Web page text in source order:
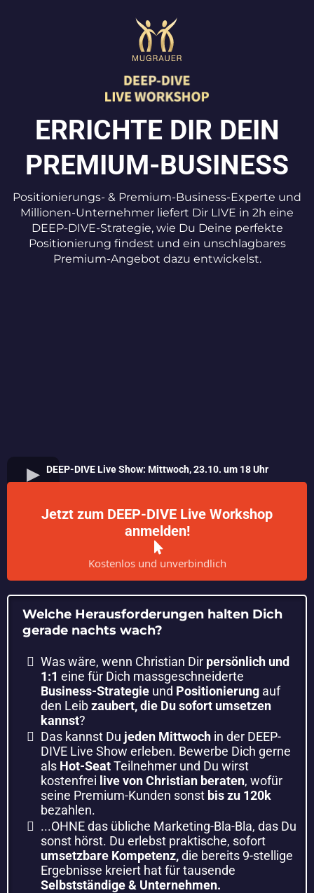
ERRICHTE DIR DEIN
PREMIUM-BUSINESS
Positionierungs- & Premium-Business-Experte und
Millionen-Unternehmer liefert Dir LIVE in 2h eine
DEEP-DIVE-Strategie, wie Du Deine perfekte
Positionierung findest und ein unschlagbares
Premium-Angebot dazu entwickelst.
DEEP-DIVE Live Show: Mittwoch, 23.10. um 18 Uhr
Jetzt zum DEEP-DIVE Live Workshop
anmelden!
Kostenlos und unverbindlich
Welche Herausforderungen halten Dich
gerade nachts wach?
Was wäre, wenn Christian Dir persönlich und
1:1 eine für Dich massgeschneiderte
Business-Strategie und Positionierung auf
den Leibzaubert, die Du sofort umsetzen
kannst?
​Das kannst Du jeden Mittwoch in der DEEP-
DIVE Live Show erleben. Bewerbe Dich gerne
als Hot-SeatTeilnehmer und Du wirst
kostenfrei live von Christian beraten, wofür
seine Premium-Kunden sonst bis zu 120k
bezahlen.
​...OHNE das übliche Marketing-Bla-Bla, das Du
sonst hörst. Du erlebst praktische, sofort
umsetzbare Kompetenz,die bereits 9-stellige
Ergebnisse kreiert hat für tausende
Selbstständige & Unternehmen.